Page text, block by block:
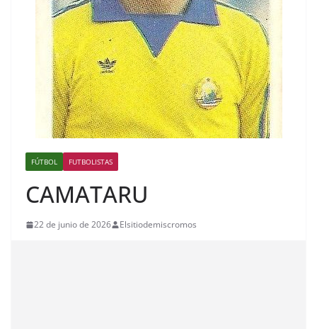
FÚTBOL FUTBOLISTAS
CAMATARU
22 de junio de 2026 Elsitiodemiscromos